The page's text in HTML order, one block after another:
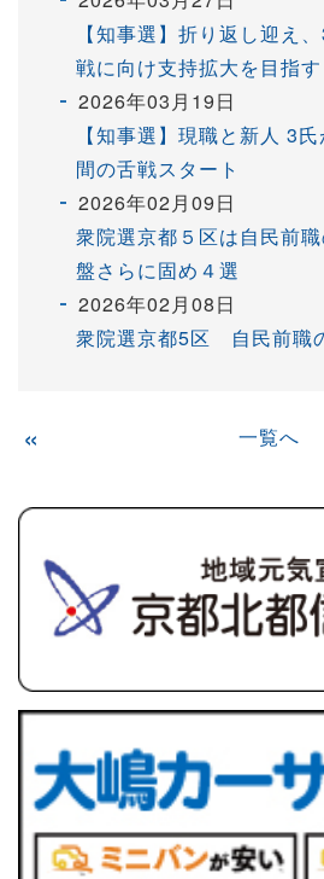
【知事選】折り返し迎え
戦に向け支持拡大を目指す
2026年03月19日
【知事選】現職と新人 3
間の舌戦スタート
2026年02月09日
衆院選京都５区は自民前
盤さらに固め４選
2026年02月08日
衆院選京都5区 自民前職
« 一覧へ